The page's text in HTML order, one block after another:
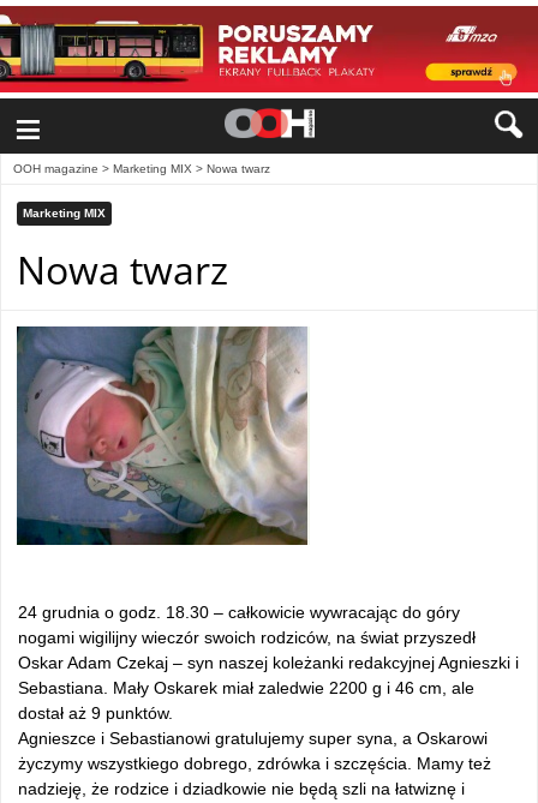
≡
OOH magazine > Marketing MIX > Nowa twarz
Marketing MIX
Nowa twarz
24 grudnia o godz. 18.30 – całkowicie wywracając do góry
nogami wigilijny wieczór swoich rodziców, na świat przyszedł
Oskar Adam Czekaj – syn naszej koleżanki redakcyjnej Agnieszki i
Sebastiana. Mały Oskarek miał zaledwie 2200 g i 46 cm, ale
dostał aż 9 punktów.
Agnieszce i Sebastianowi gratulujemy super syna, a Oskarowi
życzymy wszystkiego dobrego, zdrówka i szczęścia. Mamy też
nadzieję, że rodzice i dziadkowie nie będą szli na łatwiznę i